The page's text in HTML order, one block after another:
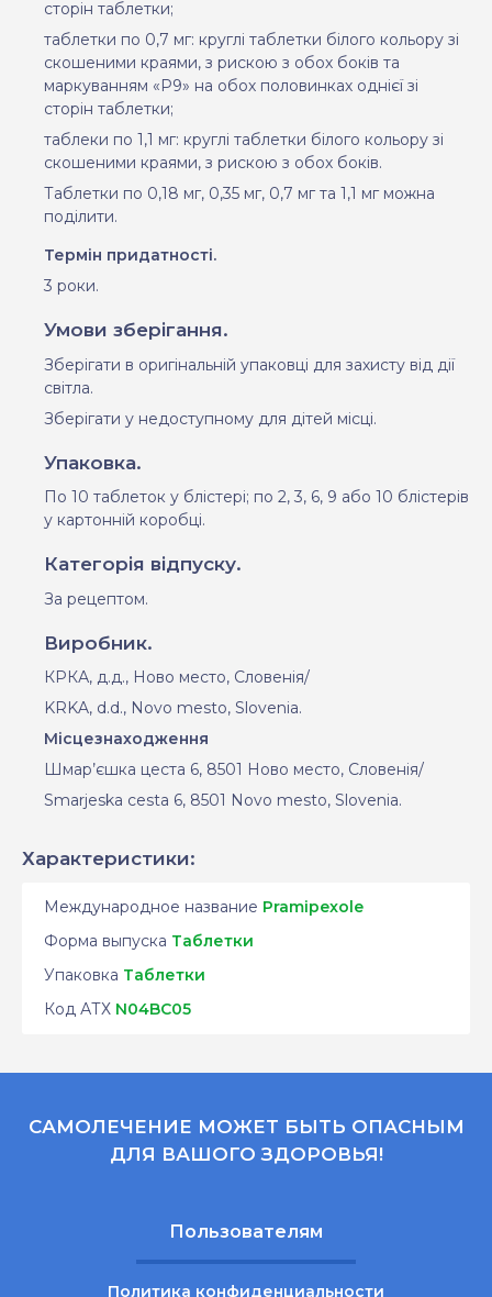
сторін таблетки;
таблетки по 0,7 мг: круглі таблетки білого кольору зі
скошеними краями, з рискою з обох боків та
маркуванням «P9» на обох половинках однієї зі
сторін таблетки;
таблеки по 1,1 мг: круглі таблетки білого кольору зі
скошеними краями, з рискою з обох боків.
Таблетки по 0,18 мг, 0,35 мг, 0,7 мг та 1,1 мг можна
поділити.
Термін придатності.
3 роки.
Умови зберігання.
Зберігати в оригінальній упаковці для захисту від дії
світла.
Зберігати у недоступному для дітей місці.
Упаковка.
По 10 таблеток у блістері; по 2, 3, 6, 9 або 10 блістерів
у картонній коробці.
Категорія відпуску.
За рецептом.
Виробник.
КРКА, д.д., Ново место, Словенія/
KRKA, d.d., Novo mesto, Slovenia.
Місцезнаходження
Шмар’єшка цеста 6, 8501 Ново место, Словенія/
Smarjeska cesta 6, 8501 Novo mesto, Slovenia.
Характеристики:
Международное название Pramipexole
Форма выпуска Таблетки
Упаковка Таблетки
Код АТХ N04BC05
САМОЛЕЧЕНИЕ МОЖЕТ БЫТЬ ОПАСНЫМ
ДЛЯ ВАШОГО ЗДОРОВЬЯ!
Пользователям
Политика конфиденциальности